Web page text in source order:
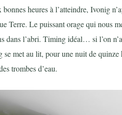
heures à l’atteindre, Ivonig
Terre. Le puissant orage qui nous
dans l’abri. Timing idéal… si l’on
se met au lit, pour une nuit de
trombes d’eau.